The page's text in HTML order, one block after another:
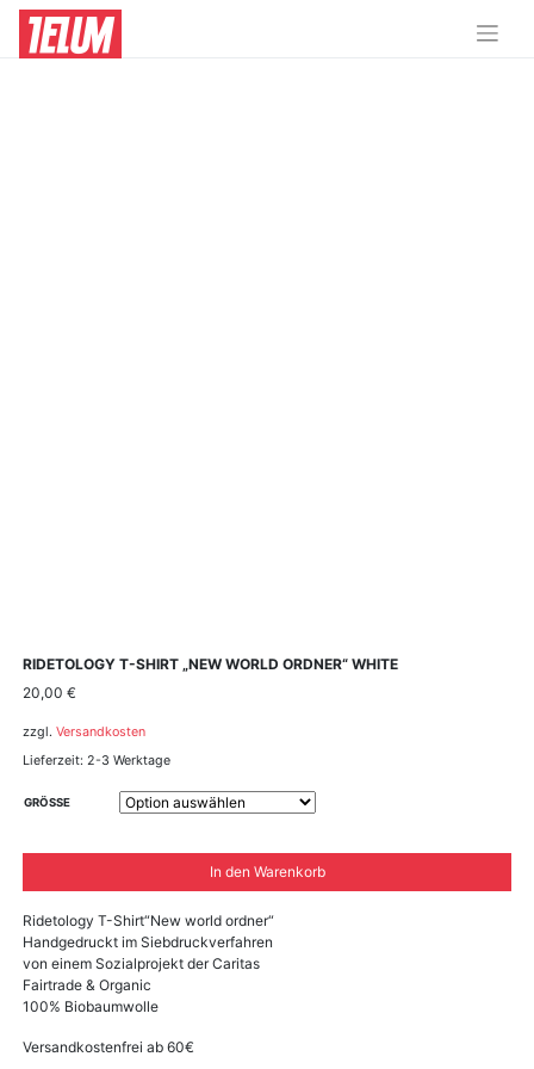
RIDETOLOGY T-SHIRT „NEW WORLD ORDNER“ WHITE
20,00 €
zzgl. Versandkosten
Lieferzeit: 2-3 Werktage
GRÖSSE
In den Warenkorb
Ridetology T-Shirt“New world ordner“
Handgedruckt im Siebdruckverfahren
von einem Sozialprojekt der Caritas
Fairtrade & Organic
100% Biobaumwolle
Versandkostenfrei ab 60€